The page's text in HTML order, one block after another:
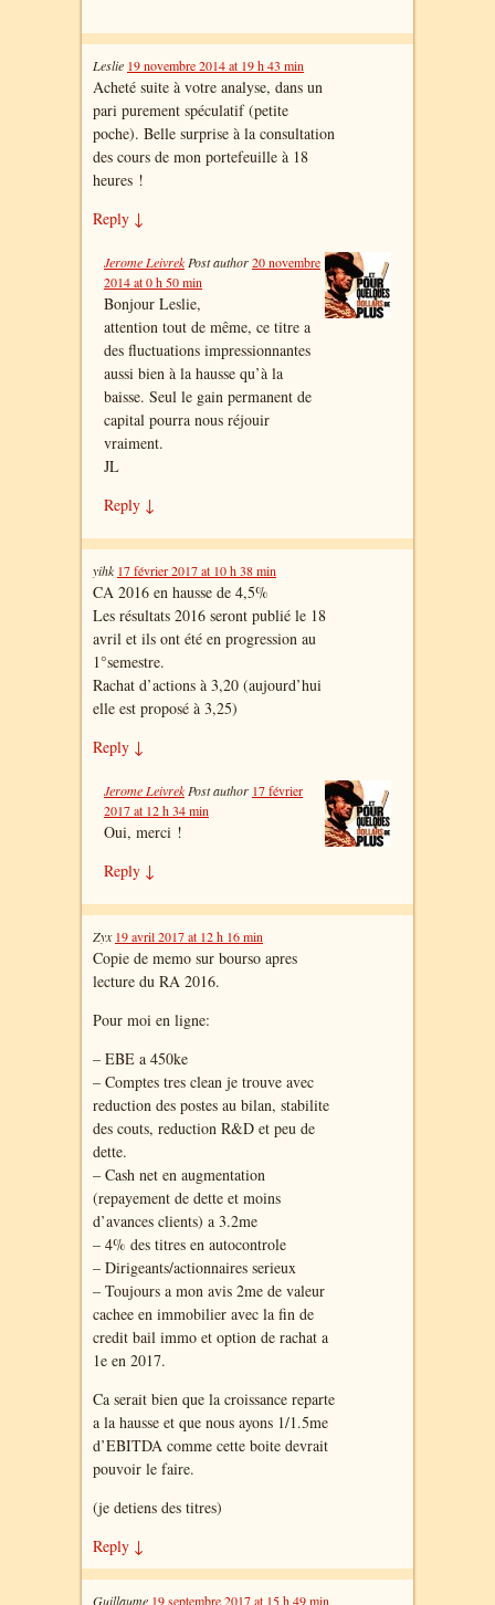
Leslie 19 novembre 2014 at 19 h 43 min
Acheté suite à votre analyse, dans un
pari purement spéculatif (petite
poche). Belle surprise à la consultation
des cours de mon portefeuille à 18
heures !
Reply ↓
Jerome Leivrek Post author20 novembre
2014 at 0 h 50 min
Bonjour Leslie,
attention tout de même, ce titre a
des fluctuations impressionnantes
aussi bien à la hausse qu’à la
baisse. Seul le gain permanent de
capital pourra nous réjouir
vraiment.
JL
Reply ↓
yihk 17 février 2017 at 10 h 38 min
CA 2016 en hausse de 4,5%
Les résultats 2016 seront publié le 18
avril et ils ont été en progression au
1°semestre.
Rachat d’actions à 3,20 (aujourd’hui
elle est proposé à 3,25)
Reply ↓
Jerome Leivrek Post author 17 février
2017 at 12 h 34 min
Oui, merci !
Reply ↓
Zyx 19 avril 2017 at 12 h 16 min
Copie de memo sur bourso apres
lecture du RA 2016.
Pour moi en ligne:
– EBE a 450ke
– Comptes tres clean je trouve avec
reduction des postes au bilan, stabilite
des couts, reduction R&D et peu de
dette.
– Cash net en augmentation
(repayement de dette et moins
d’avances clients) a 3.2me
– 4% des titres en autocontrole
– Dirigeants/actionnaires serieux
– Toujours a mon avis 2me de valeur
cachee en immobilier avec la fin de
credit bail immo et option de rachat a
1e en 2017.
Ca serait bien que la croissance reparte
a la hausse et que nous ayons 1/1.5me
d’EBITDA comme cette boite devrait
pouvoir le faire.
(je detiens des titres)
Reply ↓
Guillaume 19 septembre 2017 at 15 h 49 min